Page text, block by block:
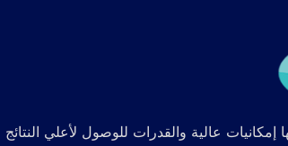
إمكانيات عالية والقدرات للوصول لأعلي النتائج